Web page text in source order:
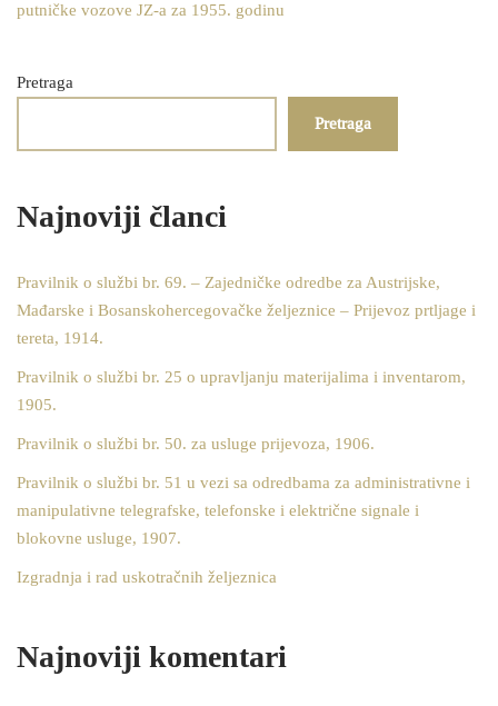
putničke vozove JZ-a za 1955. godinu
Pretraga
Pretraga
Najnoviji članci
Pravilnik o službi br. 69. – Zajedničke odredbe za Austrijske,
Mađarske i Bosanskohercegovačke željeznice – Prijevoz prtljage i
tereta, 1914.
Pravilnik o službi br. 25 o upravljanju materijalima i inventarom,
1905.
Pravilnik o službi br. 50. za usluge prijevoza, 1906.
Pravilnik o službi br. 51 u vezi sa odredbama za administrativne i
manipulativne telegrafske, telefonske i električne signale i
blokovne usluge, 1907.
Izgradnja i rad uskotračnih željeznica
Najnoviji komentari